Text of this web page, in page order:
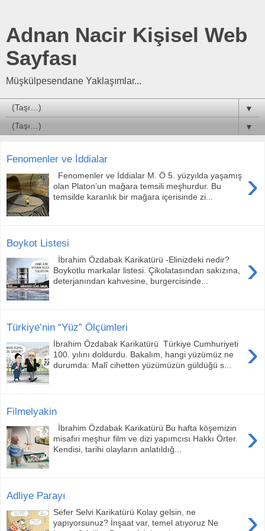
Adnan Nacir Kişisel Web
Sayfası
Müşkülpesendane Yaklaşımlar...
▼
▼
Fenomenler ve İddialar
›
Fenomenler ve İddialar M. Ö 5. yüzyılda yaşamış
olan Platon’un mağara temsili meşhurdur. Bu
temsilde karanlık bir mağara içerisinde zi...
Boykot Listesi
›
İbrahim Özdabak Karikatürü -Elinizdeki nedir?
Boykotlu markalar listesi. Çikolatasından sakızına,
deterjanından kahvesine, burgercisinde...
Türkiye’nin “Yüz” Ölçümleri
›
İbrahim Özdabak Karikatürü Türkiye Cumhuriyeti
100. yılını doldurdu. Bakalım, hangi yüzümüz ne
durumda: Malî cihetten yüzümüzün güldüğü s...
Filmelyakin
›
İbrahim Özdabak Karikatürü Bu hafta köşemizin
misafiri meşhur film ve dizi yapımcısı Hakkı Örter.
Kendisi, tarihi olayların anlatıldığ...
Adliye Parayı
›
Sefer Selvi Karikatürü Kolay gelsin, ne
yapıyorsunuz? İnşaat var, temel atıyoruz Ne